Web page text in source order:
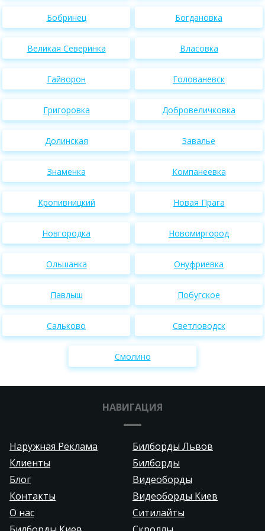
Бобринец Богдановка
Великая Северинка Власовка
Гайворон Голованевск
Григоровка Добровеличковка
Долинская Завалье
Знаменка Компанеевка
Кропивницкий Новая Прага
Новгородка Новомиргород
Ольшанка Онуфриевка
Павлыш Побугское
Сальково Светловодск
Смолино
НАВИГАЦИЯ
Наружная Реклама
Билборды Львов
Клиенты
Билборды
Блог
Видеоборды
Контакты
Видеоборды Киев
О нас
Ситилайты